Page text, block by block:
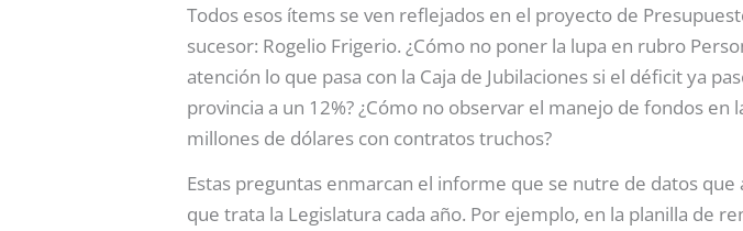
Todos esos ítems se ven reflejados en el proyecto de
sucesor: Rogelio Frigerio. ¿Cómo no poner la lupa en rubro
atención lo que pasa con la Caja de Jubilaciones si el déficit ya
provincia a un 12%? ¿Cómo no observar el manejo de fondos
millones de dólares con contratos truchos?
Estas preguntas enmarcan el informe que se nutre de datos
que trata la Legislatura cada año. Por ejemplo, en la planilla de